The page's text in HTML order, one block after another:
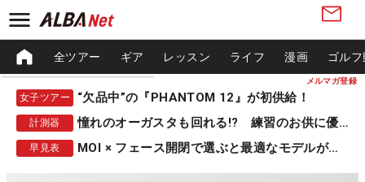
メルマガ登録
全ツアー ギア レッスン ライフ 漫画 ゴル
女子ツアー “欠品中”の『PHANTOM 12』が初供給！
計測器 憧れのオーガスタも回れる!? 練習のお供に優秀な一品
早見表 MOI × フェース開閉で選ぶと最適なモデルが見つかる